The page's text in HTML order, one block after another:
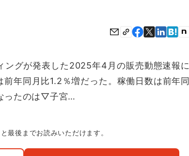
グが発表した2025年4月の販売動態速報に
年同月比1.2％増だった。稼働日数は前年同
ったのは▽子宮…
最後までお読みいただけます。